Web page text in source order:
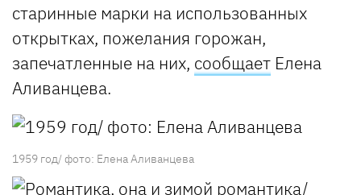
старинные марки на использованных
открытках, пожелания горожан,
запечатленные на них, сообщает Елена
Аливанцева.
1959 год/ фото: Елена Аливанцева